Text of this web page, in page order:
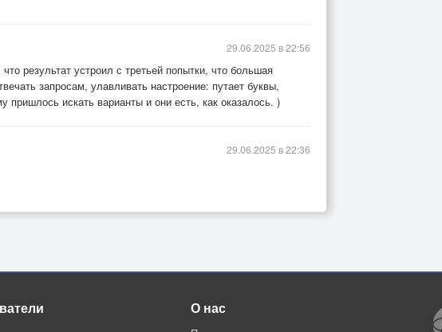
результат устроил с третьей попытки, что большая
запросам, улавливать настроение: путает буквы,
пришлось искать варианты и они есть, как оказалось. )
29.06.2025 в 22:56
29.06.2025 в 22:36
О нас